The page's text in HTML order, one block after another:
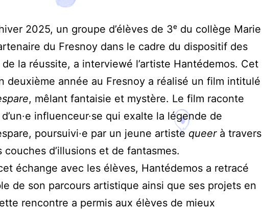
2025, un groupe d’élèves de 3ᵉ du collège Marie
du Fresnoy dans le cadre du dispositif des
la réussite, a interviewé l’artiste Hantédemos. Cet
deuxième année au Fresnoy a réalisé un film intitulé
, mêlant fantaisie et mystère. Le film raconte
d’un·e influenceur·se qui exalte la légende de
poursuivi·e par un jeune artiste queerà travers
couches d’illusions et de fantasmes.
échange avec les élèves, Hantédemos a retracé
de son parcours artistique ainsi que ses projets en
rencontre a permis aux élèves de mieux